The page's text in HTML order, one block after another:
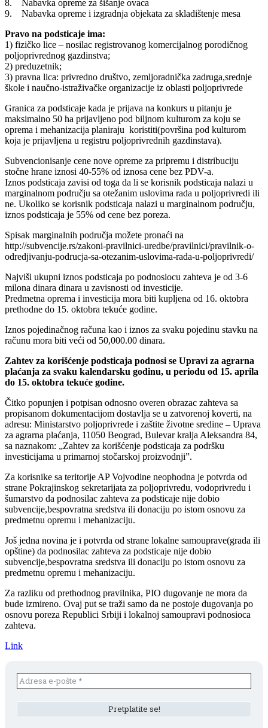
8. Nabavka opreme za šišanje ovaca
9. Nabavka opreme i izgradnja objekata za skladištenje mesa
Pravo na podsticaje ima:
1) fizičko lice – nosilac registrovanog komercijalnog porodičnog
poljoprivrednog gazdinstva;
2) preduzetnik;
3) pravna lica: privredno društvo, zemljoradnička zadruga,srednje
škole i naučno-istraživačke organizacije iz oblasti poljoprivrede
Granica za podsticaje kada je prijava na konkurs u pitanju je
maksimalno 50 ha prijavljeno pod biljnom kulturom za koju se
oprema i mehanizacija planiraju koristiti(površina pod kulturom
koja je prijavljena u registru poljoprivrednih gazdinstava).
Subvencionisanje cene nove opreme za pripremu i distribuciju
stočne hrane iznosi 40-55% od iznosa cene bez PDV-a.
Iznos podsticaja zavisi od toga da li se korisnik podsticaja nalazi u
marginalnom području sa otežanim uslovima rada u poljoprivredi ili
ne. Ukoliko se korisnik podsticaja nalazi u marginalnom području,
iznos podsticaja je 55% od cene bez poreza.
Spisak marginalnih područja možete pronaći na
http://subvencije.rs/zakoni-pravilnici-uredbe/pravilnici/pravilnik-o-
odredjivanju-podrucja-sa-otezanim-uslovima-rada-u-poljoprivredi/
Najviši ukupni iznos podsticaja po podnosiocu zahteva je od 3-6
milona dinara dinara u zavisnosti od investicije.
Predmetna oprema i investicija mora biti kupljena od 16. oktobra
prethodne do 15. oktobra tekuće godine.
Iznos pojedinačnog računa kao i iznos za svaku pojedinu stavku na
računu mora biti veći od 50,000.00 dinara.
Zahtev za korišćenje podsticaja podnosi se Upravi za agrarna
plaćanja za svaku kalendarsku godinu, u periodu od 15. aprila
do 15. oktobra tekuće godine.
Čitko popunjen i potpisan odnosno overen obrazac zahteva sa
propisanom dokumentacijom dostavlja se u zatvorenoj koverti, na
adresu: Ministarstvo poljoprivrede i zaštite životne sredine – Uprava
za agrarna plaćanja, 11050 Beograd, Bulevar kralja Aleksandra 84,
sa naznakom: „Zahtev za korišćenje podsticaja za podršku
investicijama u primarnoj stočarskoj proizvodnji”.
Za korisnike sa teritorije AP Vojvodine neophodna je potvrda od
strane Pokrajinskog sekretarijata za poljoprivredu, vodoprivredu i
šumarstvo da podnosilac zahteva za podsticaje nije dobio
subvencije,bespovratna sredstva ili donaciju po istom osnovu za
predmetnu opremu i mehanizaciju.
Još jedna novina je i potvrda od strane lokalne samouprave(grada ili
opštine) da podnosilac zahteva za podsticaje nije dobio
subvencije,bespovratna sredstva ili donaciju po istom osnovu za
predmetnu opremu i mehanizaciju.
Za razliku od prethodnog pravilnika, PIO dugovanje ne mora da
bude izmireno. Ovaj put se traži samo da ne postoje dugovanja po
osnovu poreza Republici Srbiji i lokalnoj samoupravi podnosioca
zahteva.
Link